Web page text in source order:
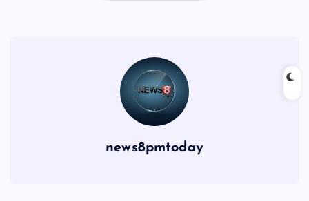
news8pmtoday